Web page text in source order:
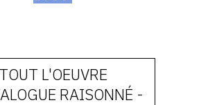
TOUT L'OEUVRE
RAISONNÉ -